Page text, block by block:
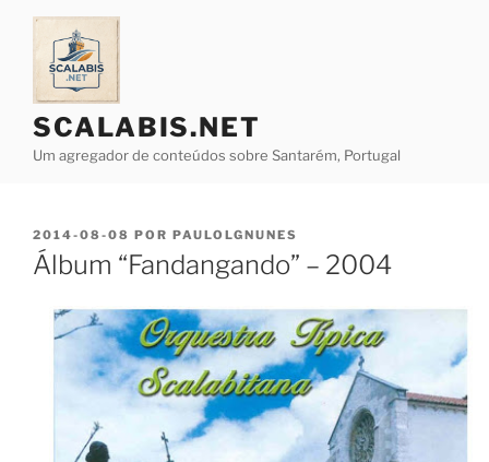
Saltar
conteúdo
SCALABIS.NET
Um agregador de conteúdos sobre Santarém, Portugal
PUBLICADO
EM
2014-08-08 POR PAULOLGNUNES
Álbum “Fandangando” – 2004